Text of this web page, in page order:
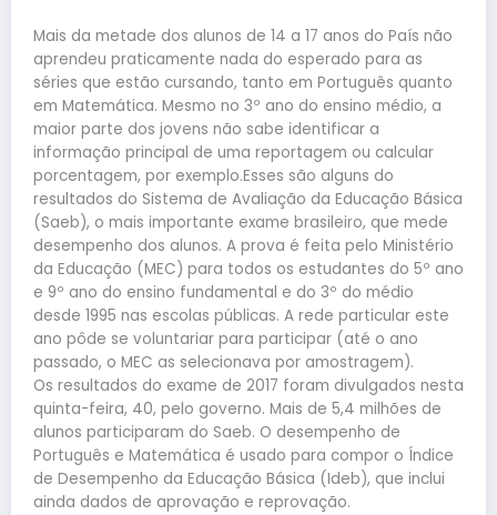
Mais da metade dos alunos de 14 a 17 anos do País não
aprendeu praticamente nada do esperado para as
séries que estão cursando, tanto em Português quanto
em Matemática. Mesmo no 3º ano do ensino médio, a
maior parte dos jovens não sabe identificar a
informação principal de uma reportagem ou calcular
porcentagem, por exemplo.Esses são alguns do
resultados do Sistema de Avaliação da Educação Básica
(Saeb), o mais importante exame brasileiro, que mede
desempenho dos alunos. A prova é feita pelo Ministério
da Educação (MEC) para todos os estudantes do 5º ano
e 9º ano do ensino fundamental e do 3º do médio
desde 1995 nas escolas públicas. A rede particular este
ano pôde se voluntariar para participar (até o ano
passado, o MEC as selecionava por amostragem).
Os resultados do exame de 2017 foram divulgados nesta
quinta-feira, 40, pelo governo. Mais de 5,4 milhões de
alunos participaram do Saeb. O desempenho de
Português e Matemática é usado para compor o Índice
de Desempenho da Educação Básica (Ideb), que inclui
ainda dados de aprovação e reprovação.